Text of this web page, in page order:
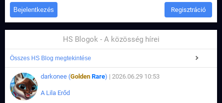
Regisztráció
HS Blogok - A közösség hírei
Összes HS Blog megtekintése
darkonee (Golden Rare) | 2026.06.29 10:53
A Lila Erőd